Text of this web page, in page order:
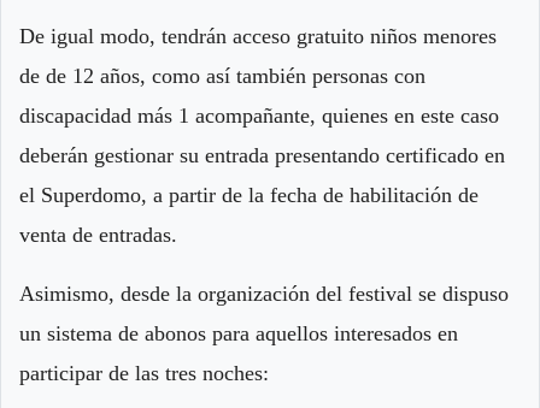
De igual modo, tendrán acceso gratuito niños menores
de de 12 años, como así también personas con
discapacidad más 1 acompañante, quienes en este caso
deberán gestionar su entrada presentando certificado en
el Superdomo, a partir de la fecha de habilitación de
venta de entradas.
Asimismo, desde la organización del festival se dispuso
un sistema de abonos para aquellos interesados en
participar de las tres noches: